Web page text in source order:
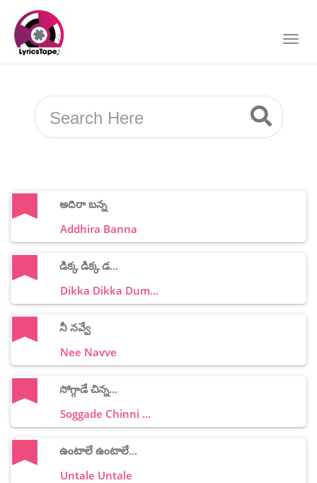
అదిరా బన్న
Addhira Banna
డిక్క డిక్క డ...
Dikka Dikka Dum...
నీ నవ్వే
Nee Navve
సోగ్గాడే చిన్న...
Soggade Chinni ...
ఉంటాలే ఉంటాలే...
Untale Untale